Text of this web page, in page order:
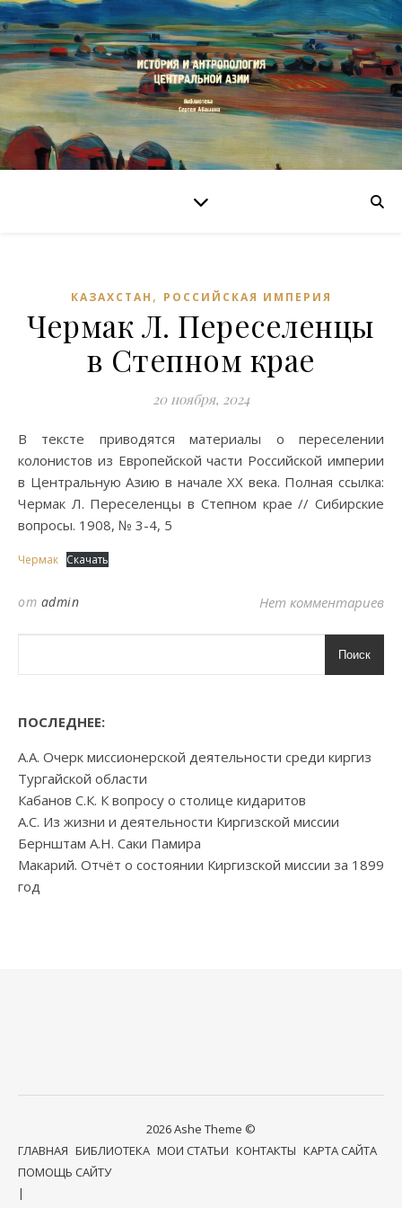
КАЗАХСТАН , РОССИЙСКАЯ ИМПЕРИЯ
Чермак Л. Переселенцы
в Степном крае
20 ноября, 2024
В тексте приводятся материалы о переселении
колонистов из Европейской части Российской империи
в Центральную Азию в начале XX века. Полная ссылка:
Чермак Л. Переселенцы в Степном крае // Сибирские
вопросы. 1908, № 3-4, 5
Чермак Скачать
от admin Нет комментариев
Поиск
ПОСЛЕДНЕЕ:
А.А. Очерк миссионерской деятельности среди киргиз
Тургайской области
Кабанов С.К. К вопросу о столице кидаритов
А.С. Из жизни и деятельности Киргизской миссии
Бернштам А.Н. Саки Памира
Макарий. Отчёт о состоянии Киргизской миссии за 1899
год
2026 Ashe Theme ©
ГЛАВНАЯ БИБЛИОТЕКА МОИ СТАТЬИ КОНТАКТЫ КАРТА САЙТА
ПОМОЩЬ САЙТУ